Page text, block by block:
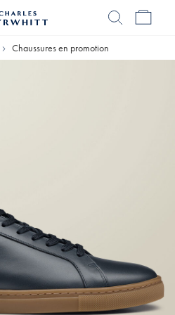
Chaussures en promotion